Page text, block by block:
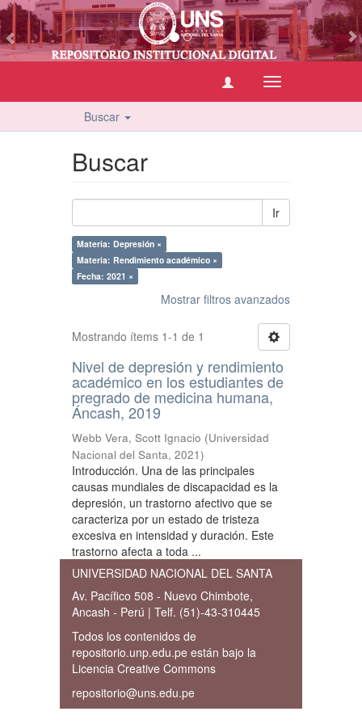
Cambiar
navegación
Buscar
Buscar
Ir
Materia: Depresión ×
Materia: Rendimiento académico ×
Fecha: 2021 ×
Mostrar filtros avanzados
Mostrando ítems 1-1 de 1
Nivel de depresión y rendimiento
académico en los estudiantes de
pregrado de medicina humana,
Áncash, 2019
Webb Vera, Scott Ignacio (Universidad
Nacional del Santa, 2021)
Introducción. Una de las principales
causas mundiales de discapacidad es la
depresión, un trastorno afectivo que se
caracteriza por un estado de tristeza
excesiva en intensidad y duración. Este
trastorno afecta a toda ...
UNIVERSIDAD NACIONAL DEL SANTA
Av. Pacífico 508 - Nuevo Chimbote,
Ancash - Perú | Telf. (51)-43-310445
Todos los contenidos de
repositorio.unp.edu.pe están bajo la
Licencia Creative Commons
repositorio@uns.edu.pe